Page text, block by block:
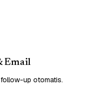
Email
up otomatis.